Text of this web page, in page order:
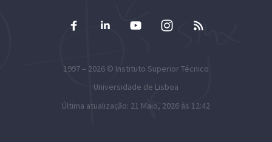
1997 – 2026 © Instituto Superior Técnico
Universidade de Lisboa
Última atualização: 21 Maio, 2026 às 12:42